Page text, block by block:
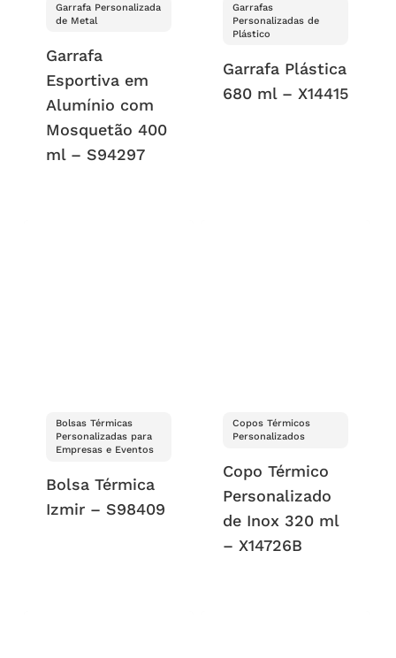
Garrafa Personalizada
de Metal
Garrafa
Esportiva em
Alumínio com
Mosquetão 400
ml – S94297
Garrafas
Personalizadas de
Plástico
Garrafa Plástica
680 ml – X14415
Bolsas Térmicas
Personalizadas para
Empresas e Eventos
Bolsa Térmica
Izmir – S98409
Copos Térmicos
Personalizados
Copo Térmico
Personalizado
de Inox 320 ml
– X14726B